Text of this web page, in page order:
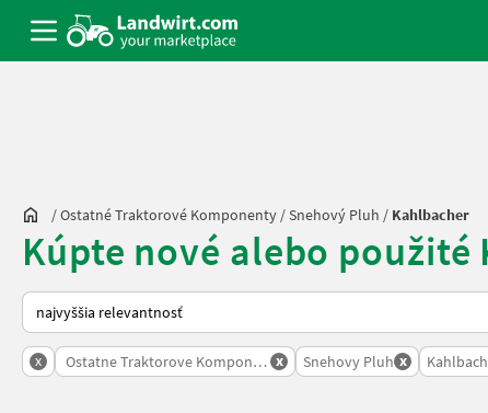
/Ostatné Traktorové Komponenty /Snehový Pluh / Kahlbacher
Kúpte nové alebo
Takto sa vykonáva triedenie na Landwirt.com
x Ostatne Traktorove Komponenty
x Snehovy Pluh x